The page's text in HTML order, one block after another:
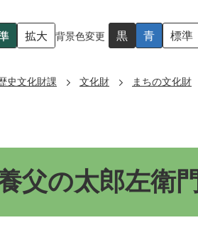
拡大 背景色変更 黒 青 標準
史文化財課 文化財 まちの文化財
父の太郎左衛門